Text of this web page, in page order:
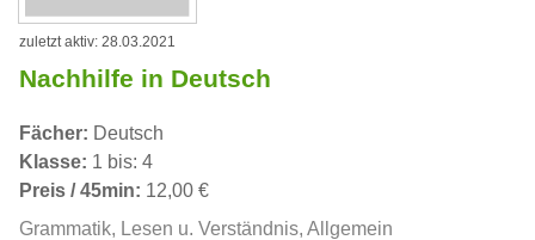
zuletzt aktiv: 28.03.2021
Nachhilfe in Deutsch
Fächer: Deutsch
Klasse: 1 bis: 4
Preis / 45min: 12,00 €
Grammatik, Lesen u. Verständnis, Allgemein